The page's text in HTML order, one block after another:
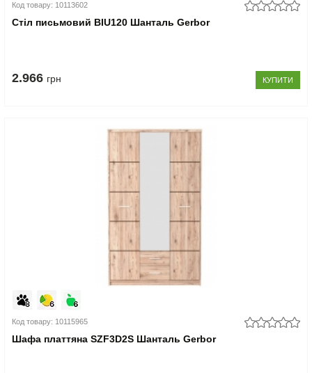
Код товару: 10113602
Стіл письмовий BIU120 Шанталь Gerbor
2.966 грн КУПИТИ
Код товару: 10115965
Шафа платтяна SZF3D2S Шанталь Gerbor